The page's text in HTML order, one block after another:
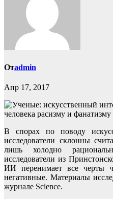
Отadmin
Апр 17, 2017
В спорах по поводу
исследователи склонны
лишь холодно
исследователи из
ИИ перенимает все черты
негативные. Материалы
журнале Science.